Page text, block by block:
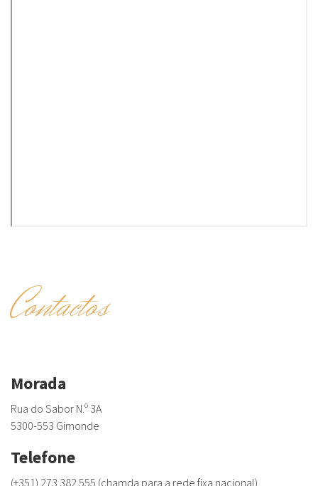
Contactos
Morada
Rua do Sabor N.º 3A
5300-553 Gimonde
Telefone
(+351) 273 382 555 (chamda para a rede fixa nacional)